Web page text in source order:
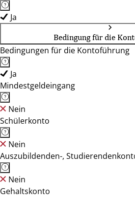
Ja
Bedingung für die
Bedingungen für die Kontoführung
Ja
Mindestgeldeingang
Nein
Schülerkonto
Nein
Auszubildenden-,
Nein
Gehaltskonto